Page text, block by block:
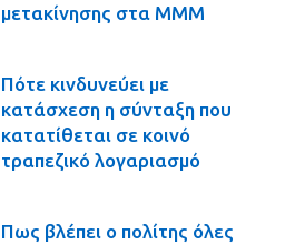
μετακίνησης στα ΜΜΜ
Πότε κινδυνεύει με
κατάσχεση η σύνταξη που
κατατίθεται σε κοινό
τραπεζικό λογαριασμό
Πως βλέπει ο πολίτης όλες